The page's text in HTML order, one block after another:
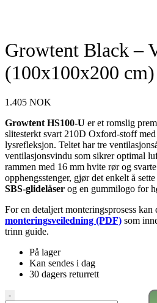
Growtent Black –
(100x100x200 cm)
1.405 NOK
Growtent HS100-U er et romslig
slitesterkt svart 210D Oxford-stoff
lysrefleksjon. Teltet har tre
ventilasjonsvindu som sikrer optimal
rammen med 16 mm hvite rør og
opphengsstenger, gjør det enkelt å
SBS-glidelåser og en gummilogo for
For en detaljert monteringsprosess kan
monteringsveiledning (PDF) som
trinn guide.
På lager
Kan sendes i dag
30 dagers returrett
Growtent
-